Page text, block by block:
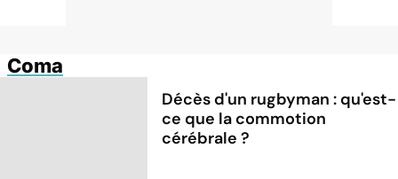
Coma
Décès d'un rugbyman : qu'est-
ce que la commotion
cérébrale ?